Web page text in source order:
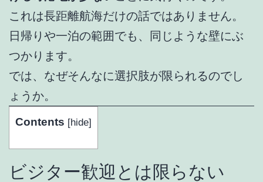
これは長距離航海だけの話ではありません。
日帰りや一泊の範囲でも、同じような壁にぶ
つかります。
では、なぜそんなに選択肢が限られるのでし
ょうか。
Contents [hide]
ビジター歓迎とは限らない